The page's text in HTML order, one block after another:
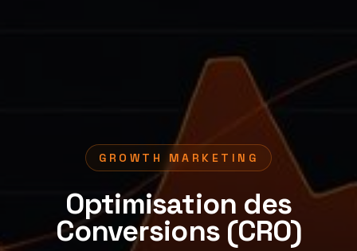
GROWTH MARKETING
Optimisation des
Conversions (CRO)